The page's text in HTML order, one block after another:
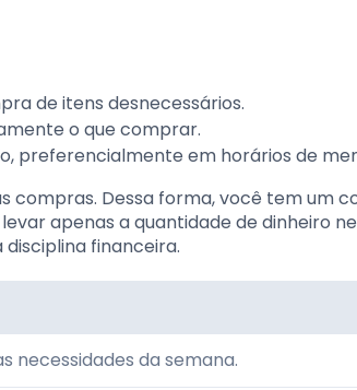
de itens desnecessários.
o que comprar.
preferencialmente em horários de
compras. Dessa forma, você tem um
apenas a quantidade de dinheiro
financeira.
necessidades da semana.